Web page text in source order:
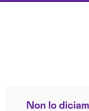
Trustpilot